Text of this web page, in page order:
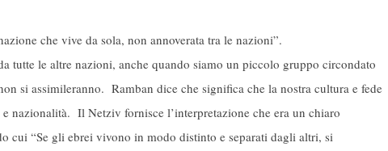
che vive da sola, non annoverata tra le nazioni”.
tutte le altre nazioni, anche quando siamo un piccolo gruppo circondato
si assimileranno. Ramban dice che significa che la nostra cultura e fede
nazionalità. Il Netziv fornisce l’interpretazione che era un chiaro
cui “Se gli ebrei vivono in modo distinto e separati dagli altri, si